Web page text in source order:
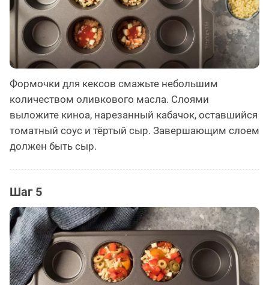
Формочки для кексов смажьте небольшим
количеством оливкового масла. Слоями
выложите киноа, нарезанный кабачок, оставшийся
томатный соус и тёртый сыр. Завершающим слоем
должен быть сыр.
Шаг 5